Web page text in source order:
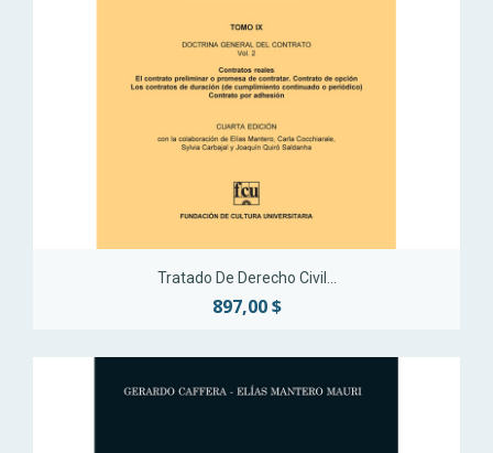
Tratado De Derecho Civil...
897,00 $